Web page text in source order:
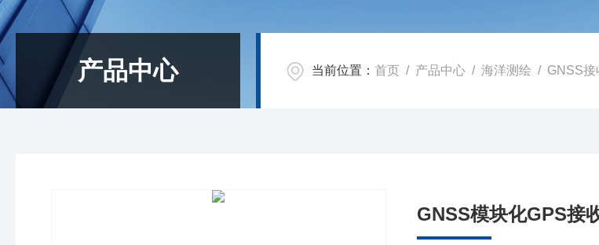
产品中心 当前位置： 首页 / 产品中心 / 海洋测绘 / GNSS接
GNSS模块化GPS接